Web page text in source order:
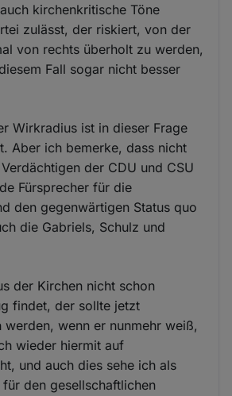
kirchenkritische Töne
zulässt, der riskiert, von der
von rechts überholt zu werden,
Fall sogar nicht besser
Wirkradius ist in dieser Frage
Aber ich bemerke, dass nicht
der CDU und CSU
Fürsprecher für die
den gegenwärtigen Status quo
die Gabriels, Schulz und
der Kirchen nicht schon
findet, der sollte jetzt
werden, wenn er nunmehr weiß,
wieder hiermit auf
und auch dies sehe ich als
den gesellschaftlichen